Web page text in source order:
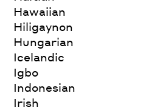
Hawaiian
Hiligaynon
Hungarian
Icelandic
Igbo
Indonesian
Irish